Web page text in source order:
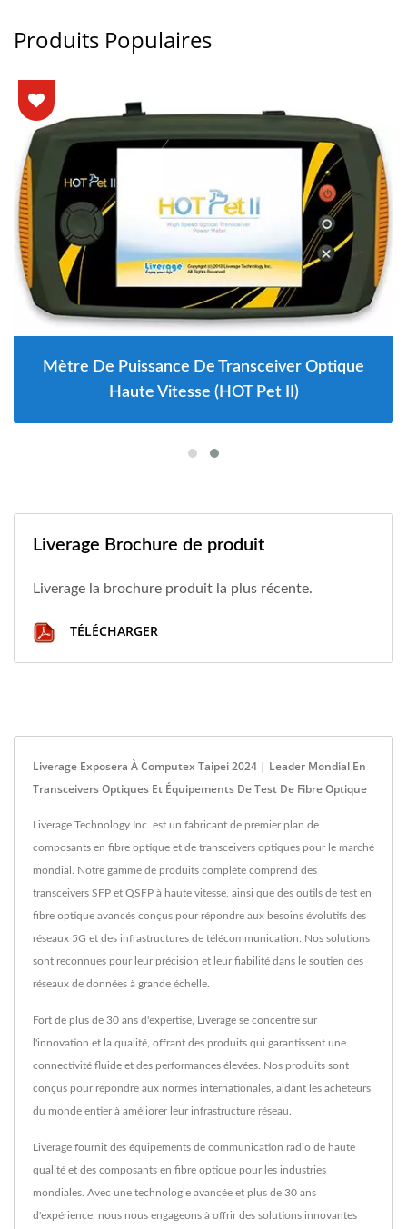
Produits Populaires
Mètre De Puissance De Transceiver Optique
Haute Vitesse (HOT Pet II)
Liverage Brochure de produit
Liverage la brochure produit la plus récente.
TÉLÉCHARGER
Liverage Exposera À Computex Taipei 2024 | Leader Mondial En
Transceivers Optiques Et Équipements De Test De Fibre Optique
Liverage Technology Inc. est un fabricant de premier plan de
composants en fibre optique et de transceivers optiques pour le marché
mondial. Notre gamme de produits complète comprend des
transceivers SFP et QSFP à haute vitesse, ainsi que des outils de test en
fibre optique avancés conçus pour répondre aux besoins évolutifs des
réseaux 5G et des infrastructures de télécommunication. Nos solutions
sont reconnues pour leur précision et leur fiabilité dans le soutien des
réseaux de données à grande échelle.
Fort de plus de 30 ans d'expertise, Liverage se concentre sur
l'innovation et la qualité, offrant des produits qui garantissent une
connectivité fluide et des performances élevées. Nos produits sont
conçus pour répondre aux normes internationales, aidant les acheteurs
du monde entier à améliorer leur infrastructure réseau.
Liverage fournit des équipements de communication radio de haute
qualité et des composants en fibre optique pour les industries
mondiales. Avec une technologie avancée et plus de 30 ans
d'expérience, nous nous engageons à offrir des solutions innovantes